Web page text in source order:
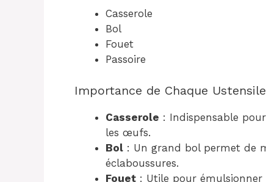
Casserole
Bol
Fouet
Passoire
Importance de Chaque Ustensile
Casserole : Indispensable
les œufs.
Bol : Un grand bol permet de
éclaboussures.
Fouet : Utile pour